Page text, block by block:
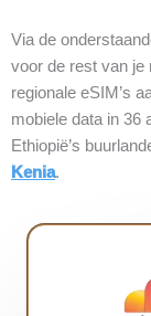
Via de
voor de rest van je
regionale eSIM’s
mobiele data in 36
Ethiopië’s
Kenia.